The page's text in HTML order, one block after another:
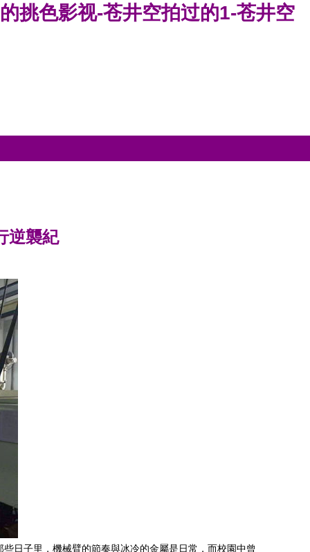
挑色影视-苍井空拍过的1-苍井空
逆襲紀
日子里，機械臂的節奏與冰冷的金屬是日常，而校園中曾